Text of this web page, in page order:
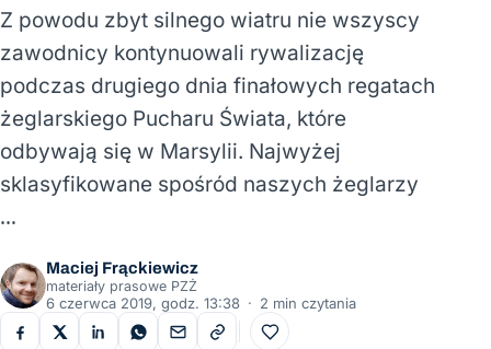
Z powodu zbyt silnego wiatru nie wszyscy
zawodnicy kontynuowali rywalizację
podczas drugiego dnia finałowych regatach
żeglarskiego Pucharu Świata, które
odbywają się w Marsylii. Najwyżej
sklasyfikowane spośród naszych żeglarzy
…
Maciej Frąckiewicz
materiały prasowe PZŻ
6 czerwca 2019, godz. 13:38 · 2 min czytania
Do ulubionych